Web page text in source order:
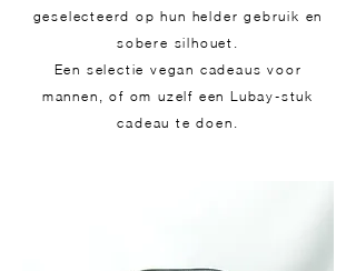
geselecteerd op hun helder gebruik en
sobere silhouet.
Een selectie vegan cadeaus voor
mannen, of om uzelf een Lubay-stuk
cadeau te doen.